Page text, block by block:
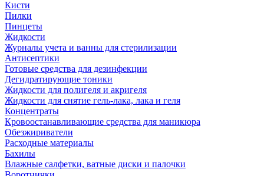
Кисти
Пилки
Пинцеты
Жидкости
Журналы учета и ванны для стерилизации
Антисептики
Готовые средства для дезинфекции
Дегидратирующие тоники
Жидкости для полигеля и акригеля
Жидкости для снятие гель-лака, лака и геля
Концентраты
Кровоостанавливающие средства для маникюра
Обезжириватели
Расходные материалы
Бахилы
Влажные салфетки, ватные диски и палочки